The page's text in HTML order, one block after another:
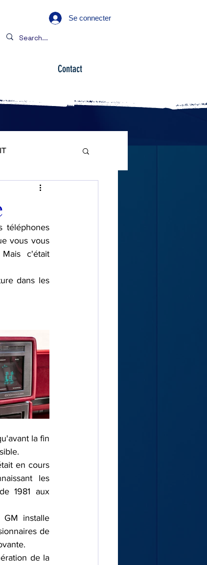
Se connecter
Contact
téléphones
vous vous
c'était
dans les
la fin
en cours
les
1981 aux
GM installe
de
de la